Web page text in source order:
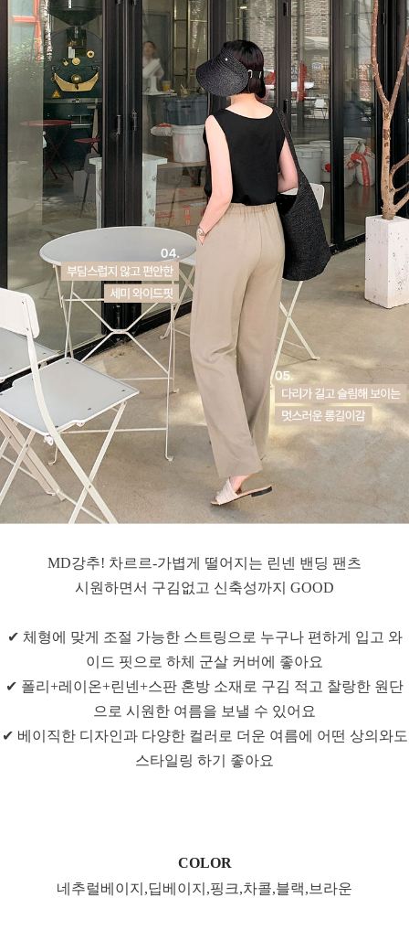
MD강추! 차르르-가볍게 떨어지는 린넨 밴딩 팬츠
시원하면서 구김없고 신축성까지 GOOD
✔ 체형에 맞게 조절 가능한 스트링으로 누구나 편하게 입고 와
이드 핏으로 하체 군살 커버에 좋아요
✔ 폴리+레이온+린넨+스판 혼방 소재로 구김 적고 찰랑한 원단
으로 시원한 여름을 보낼 수 있어요
✔ 베이직한 디자인과 다양한 컬러로 더운 여름에 어떤 상의와도
스타일링 하기 좋아요
COLOR
네추럴베이지,딥베이지,핑크,차콜,블랙,브라운